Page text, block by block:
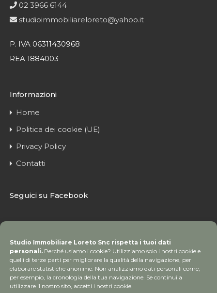
Studio Immobiliare Loreto Snc rispetta i tuoi dati
personali. Perché usiamo i cookie? Utilizziamo solo i nostri cookie e
quelli di terze parti per migliorare la qualità della navigazione, per
elaborare statistiche anonime. Non analizziamo dati personali come,
per esempio, la cronologia della tua navigazione. Se continui a
utilizzare il nostro sito, accetti i nostri cookie.
02 3966 6144
studioimmobiliareloreto@yahoo.it
P. IVA 06311430968
REA 1884003
Informazioni
Home
Politica dei cookie (UE)
Privacy Policy
Contatti
Seguici su Facebook